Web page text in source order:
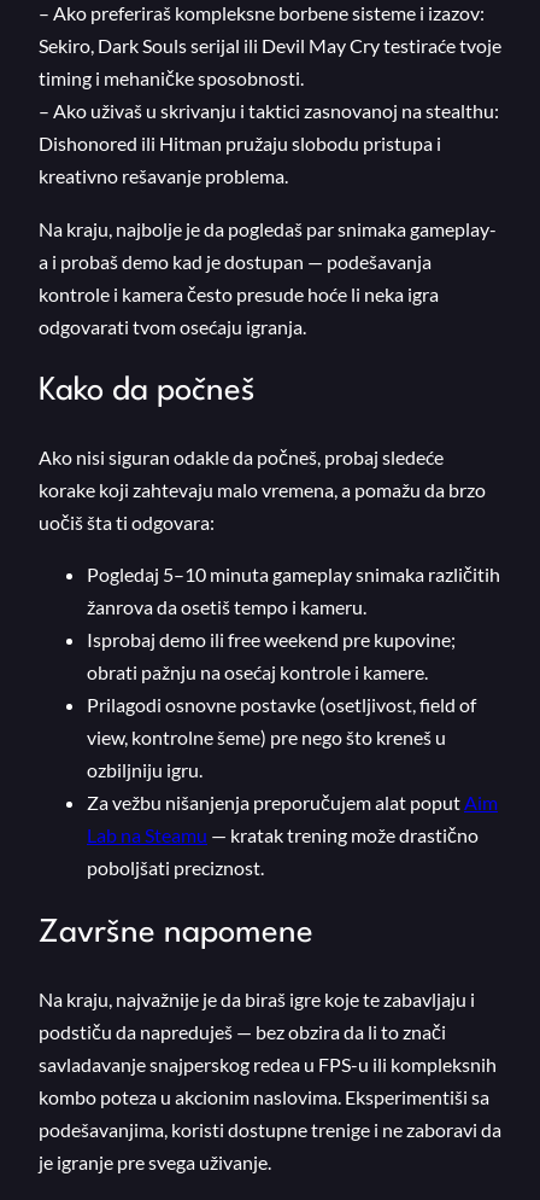
– Ako preferiraš kompleksne borbene sisteme i izazov:
Sekiro, Dark Souls serijal ili Devil May Cry testiraće tvoje
timing i mehaničke sposobnosti.
– Ako uživaš u skrivanju i taktici zasnovanoj na stealthu:
Dishonored ili Hitman pružaju slobodu pristupa i
kreativno rešavanje problema.
Na kraju, najbolje je da pogledaš par snimaka gameplay-
a i probaš demo kad je dostupan — podešavanja
kontrole i kamera često presude hoće li neka igra
odgovarati tvom osećaju igranja.
Kako da počneš
Ako nisi siguran odakle da počneš, probaj sledeće
korake koji zahtevaju malo vremena, a pomažu da brzo
uočiš šta ti odgovara:
Pogledaj 5–10 minuta gameplay snimaka različitih
žanrova da osetiš tempo i kameru.
Isprobaj demo ili free weekend pre kupovine;
obrati pažnju na osećaj kontrole i kamere.
Prilagodi osnovne postavke (osetljivost, field of
view, kontrolne šeme) pre nego što kreneš u
ozbiljniju igru.
Za vežbu nišanjenja preporučujem alat poputAim
Lab na Steamu — kratak trening može drastično
poboljšati preciznost.
Završne napomene
Na kraju, najvažnije je da biraš igre koje te zabavljaju i
podstiču da napreduješ — bez obzira da li to znači
savladavanje snajperskog redea u FPS-u ili kompleksnih
kombo poteza u akcionim naslovima. Eksperimentiši sa
podešavanjima, koristi dostupne trenige i ne zaboravi da
je igranje pre svega uživanje.